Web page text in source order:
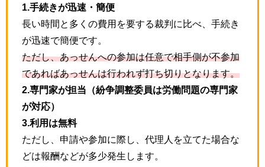
1.手続きが迅速・簡便
長い時間と多くの費用を要する裁判に比べ、手続き
が迅速で簡便です。
ただし、あっせんへの参加は任意で相手側が不参加
であればあっせんは行われず打ち切りとなります。
2.専門家が担当（紛争調整委員は労働問題の専門家
が対応）
3.利用は無料
ただし、申請や参加に際し、代理人を立てた場合な
どは報酬などが多少発生します。